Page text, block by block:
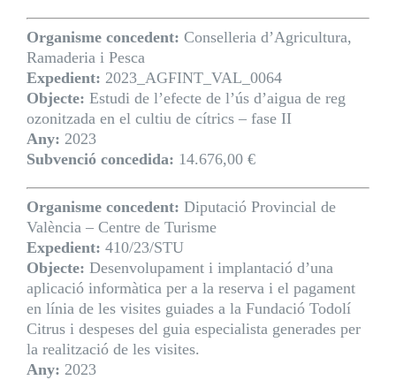
Organisme concedent: Conselleria d’Agricultura,
Ramaderia i Pesca
Expedient: 2023_AGFINT_VAL_0064
Objecte: Estudi de l’efecte de l’ús d’aigua de reg
ozonitzada en el cultiu de cítrics – fase II
Any: 2023
Subvenció concedida: 14.676,00 €
Organisme concedent: Diputació Provincial de
València – Centre de Turisme
Expedient: 410/23/STU
Objecte: Desenvolupament i implantació d’una
aplicació informàtica per a la reserva i el pagament
en línia de les visites guiades a la Fundació Todolí
Citrus i despeses del guia especialista generades per
la realització de les visites.
Any: 2023